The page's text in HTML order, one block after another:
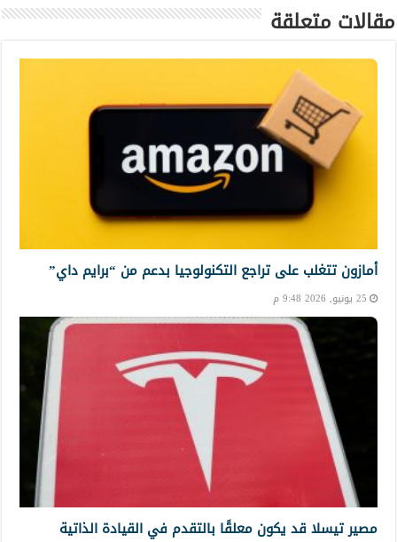
مقالات متعلقة
أمازون تتغلب على تراجع التكنولوجيا بدعم من “برايم داي”
25 يونيو, 2026 9:48 م
مصير تيسلا قد يكون معلقًا بالتقدم في القيادة الذاتية